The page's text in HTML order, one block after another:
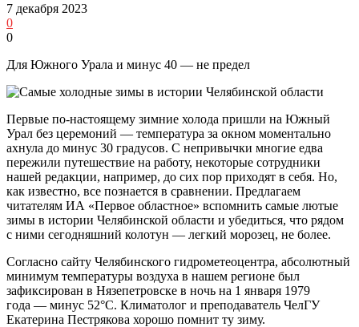
7 декабря 2023
0
0
Для Южного Урала и минус 40 — не предел
Первые по-настоящему зимние холода пришли на Южный
Урал без церемоний — температура за окном моментально
ахнула до минус 30 градусов. С непривычки многие едва
пережили путешествие на работу, некоторые сотрудники
нашей редакции, например, до сих пор приходят в себя. Но,
как известно, все познается в сравнении. Предлагаем
читателям ИА «Первое областное» вспомнить самые лютые
зимы в истории Челябинской области и убедиться, что рядом
с ними сегодняшний колотун — легкий морозец, не более.
Согласно сайту Челябинского гидрометеоцентра, абсолютный
минимум температуры воздуха в нашем регионе был
зафиксирован в Нязепетровске в ночь на 1 января 1979
года — минус 52°С. Климатолог и преподаватель ЧелГУ
Екатерина Пестрякова хорошо помнит ту зиму.